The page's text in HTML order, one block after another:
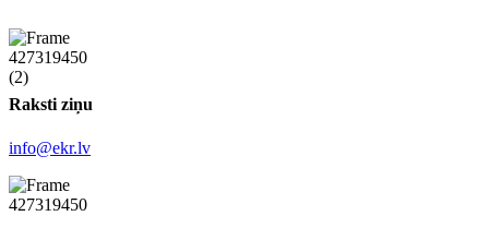
Raksti ziņu
info@ekr.lv